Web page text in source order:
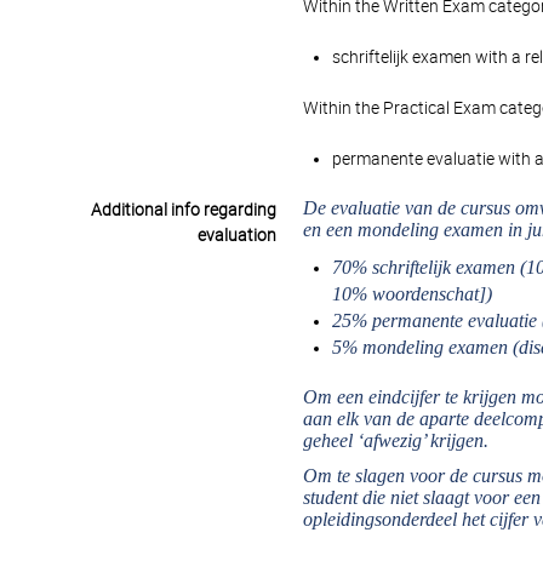
Within the Written Exam
schriftelijk examen with a
Within the Practical Exam
permanente evaluatie with
Additional info regarding
evaluation
De evaluatie van de cursus
en een mondeling examen in
70% schriftelijk examen
10% woordenschat])
25% permanente
5% mondeling examen
Om een eindcijfer te krijgen
aan elk van de aparte
geheel ‘afwezig’ krijgen.
Om te slagen voor de cursus
student die niet slaagt voor
opleidingsonderdeel het cijfer